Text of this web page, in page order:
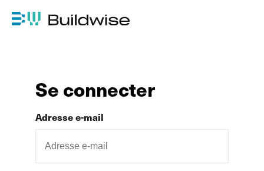
Se connecter
Adresse e-mail